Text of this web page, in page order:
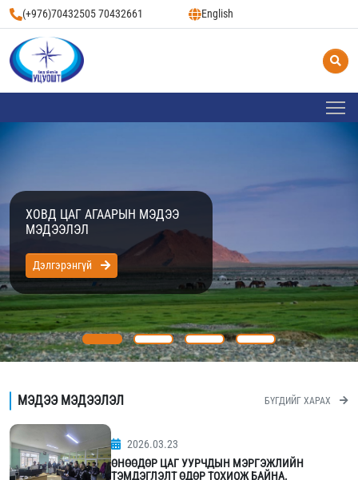
(+976)70432505 70432661 English
ХОВД ЦАГ АГААРЫН МЭДЭЭ
МЭДЭЭЛЭЛ
Дэлгэрэнгүй
МЭДЭЭ МЭДЭЭЛЭЛ БҮГДИЙГ ХАРАХ
2026.03.23
ӨНӨӨДӨР ЦАГ УУРЧДЫН МЭРГЭЖЛИЙН
ТЭМДЭГЛЭЛТ ӨДӨР ТОХИОЖ БАЙНА.